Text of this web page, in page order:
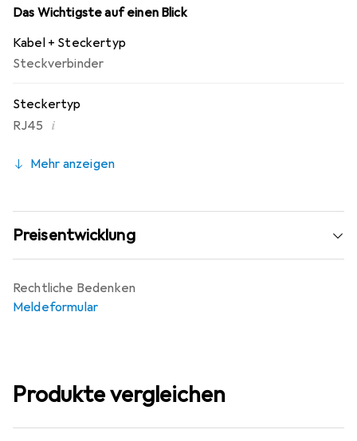
Verriegelung, Befestigungsschrauben sind im
Das Wichtigste auf einen Blick
Kabel + Steckertyp
Steckverbinder
Steckertyp
RJ45 i
Mehr anzeigen
Preisentwicklung
Rechtliche Bedenken
Meldeformular
Produkte vergleichen